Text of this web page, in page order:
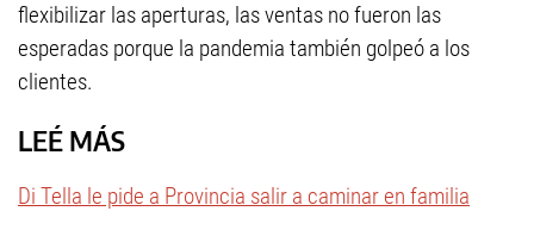
flexibilizar las aperturas, las ventas no fueron las
esperadas porque la pandemia también golpeó a los
clientes.
LEÉ MÁS
Di Tella le pide a Provincia salir a caminar en familia